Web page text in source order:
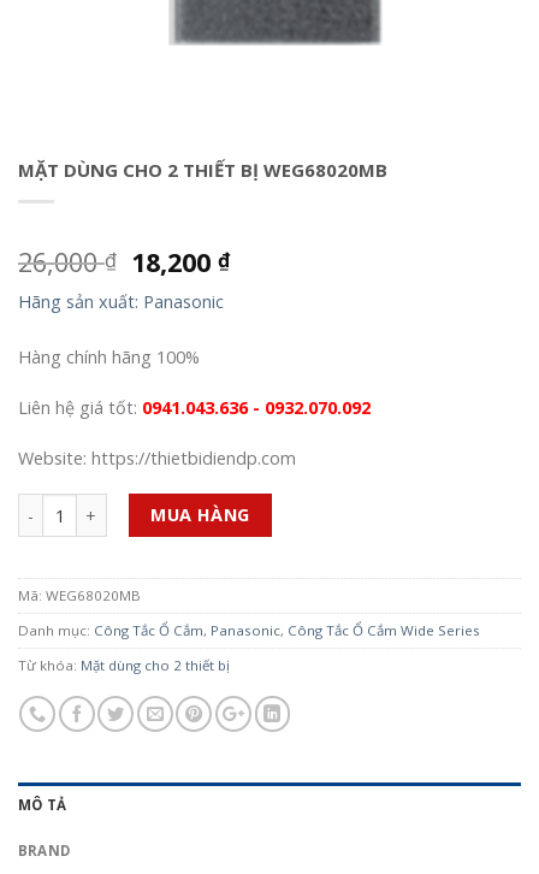
MẶT DÙNG CHO 2 THIẾT BỊ WEG68020MB
26,000₫ 18,200₫
Hãng sản xuất: Panasonic
Hàng chính hãng 100%
Liên hệ giá tốt: 0941.043.636 - 0932.070.092
Website: https://thietbidiendp.com
Số lượng MUA HÀNG
Mã: WEG68020MB
Danh mục: Công Tắc Ổ Cắm, Panasonic, Công Tắc Ổ Cắm Wide Series
Từ khóa: Mặt dùng cho 2 thiết bị
MÔ TẢ
BRAND